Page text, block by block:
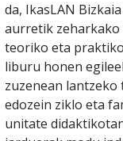
da, IkasLAN
aurretik
teoriko eta
liburu honen
zuzenean
edozein ziklo eta
unitate